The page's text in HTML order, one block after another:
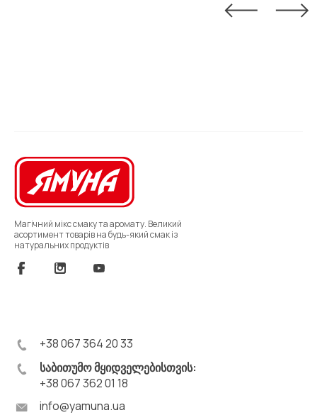
Магічний мікс смаку та аромату. Великий
асортимент товарів на будь-який смак із
натуральних продуктів
+38 067 364 20 33
საბითუმო მყიდველებისთვის:
+38 067 362 01 18
info@yamuna.ua